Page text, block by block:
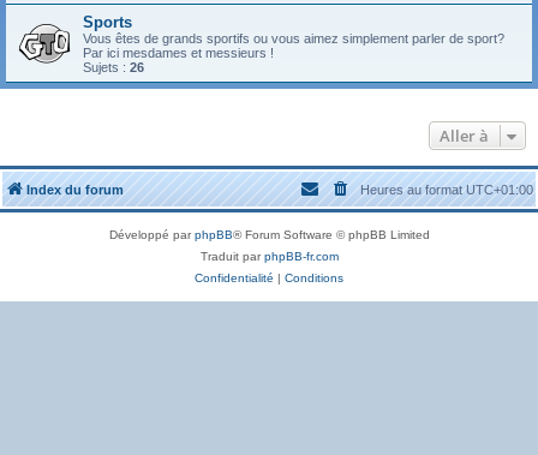
Sports
Vous êtes de grands sportifs ou vous aimez simplement parler de sport?
Par ici mesdames et messieurs !
Sujets : 26
Aller à
Index du forum Heures au formatUTC+01:00
Développé parphpBB® Forum Software © phpBB Limited
Traduit parphpBB-fr.com
Confidentialité | Conditions